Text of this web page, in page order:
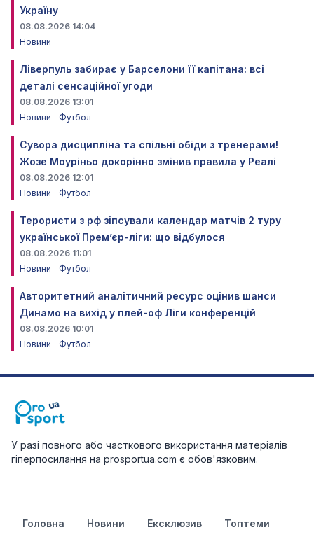
Україну
08.08.2026 14:04
Новини
Ліверпуль забирає у Барселони її капітана: всі
деталі сенсаційної угоди
08.08.2026 13:01
Новини
Футбол
Сувора дисципліна та спільні обіди з тренерами!
Жозе Моуріньо докорінно змінив правила у Реалі
08.08.2026 12:01
Новини
Футбол
Терористи з рф зіпсували календар матчів 2 туру
української Прем’єр-ліги: що відбулося
08.08.2026 11:01
Новини
Футбол
Авторитетний аналітичний ресурс оцінив шанси
Динамо на вихід у плей-оф Ліги конференцій
08.08.2026 10:01
Новини
Футбол
У разі повного або часткового використання матеріалів
гіперпосилання на prosportua.com є обов'язковим.
Головна Новини Ексклюзив Топтеми